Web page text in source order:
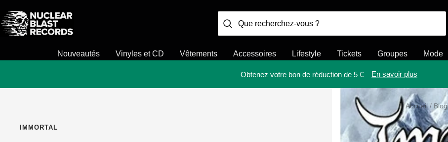
au
contenu
Nuclear
Blast
Nouveautés Vinyles et CD Vêtements Accessoires Lifestyle Tickets Groupes Mode
Obtenez votre bon de réduction de 5 € En savoir plus
Accueil Blog
IMMORTAL